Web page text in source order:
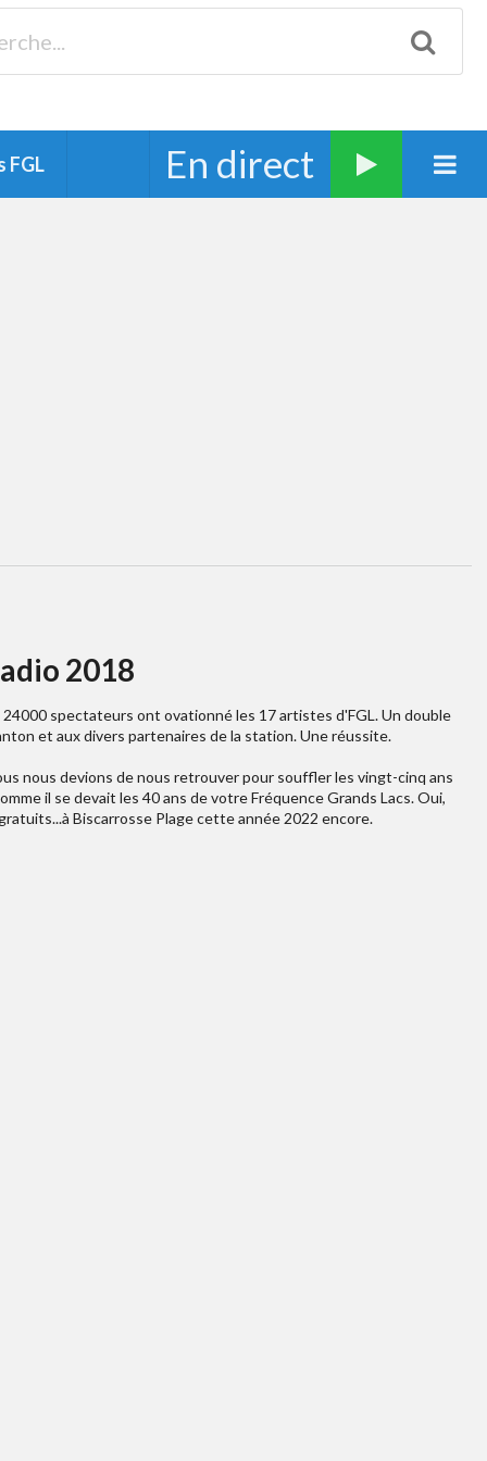
FGL En direct
2018
24000 spectateurs ont ovationné les 17 artistes d'FGL. Un double
et aux divers partenaires de la station. Une réussite.
nous devions de nous retrouver pour souffler les vingt-cinq ans
il se devait les 40 ans de votre Fréquence Grands Lacs. Oui,
Biscarrosse Plage cette année 2022 encore.